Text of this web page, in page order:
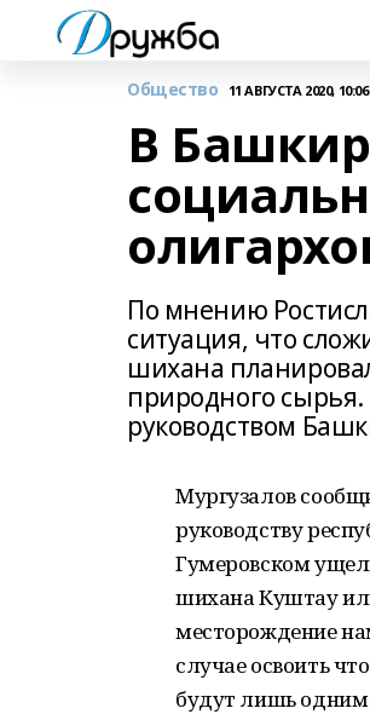
Общество 11 АВГУСТА 2020, 10:06
В
По мнению
ситуация, что
шихана
природного сырья.
руководством
Мургузалов
руководству
Гумеровском
шихана Куштау
месторождение
случае освоить
будут лишь одним